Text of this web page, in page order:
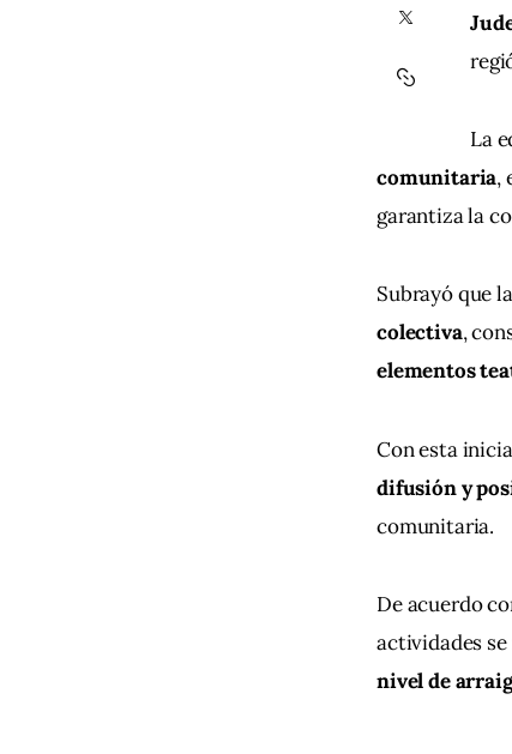
La
comunitaria,
garantiza la
Subrayó que
colectiva,
elementos
Con esta
difusión y
comunitaria.
De acuerdo
actividades
nivel de